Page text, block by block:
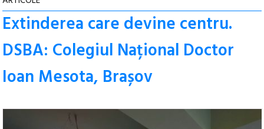
Extinderea care devine centru.
DSBA: Colegiul Național Doctor
Ioan Mesota, Brașov